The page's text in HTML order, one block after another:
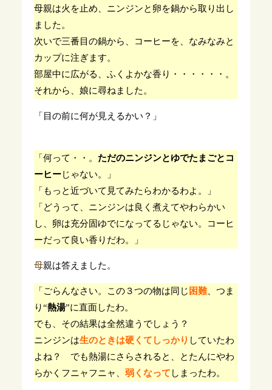
母親は火を止め、ニンジンと卵を鍋から取り出し
ました。
次いで三番目の鍋から、コーヒーを、なみなみと
カップに注ぎます。
部屋中に広がる、ふくよかな香り・・・・・・。
それから、娘に尋ねました。
「目の前に何が見えるかい？」
「何って・・。 ただのニンジンとゆでたまごとコ
ーヒーじゃない。」
「もっと近づいて見てみたらわかるわよ。」
「どうって、ニンジンは良く煮えてやわらかい
し、卵は充分固ゆでになってるじゃない。コーヒ
ーだって良い香りだわ。」
母親は答えました。
「ごらんなさい。この３つの物は同じ 困難、つま
り“熱湯”に直面したわ。
でも、その結果は全然違うでしょう？
ニンジンは生のときは硬くてしっかり していたわ
よね？ でも熱湯にさらされると、とたんにやわ
らかくフニャフニャ、 弱くなって しまったわ。